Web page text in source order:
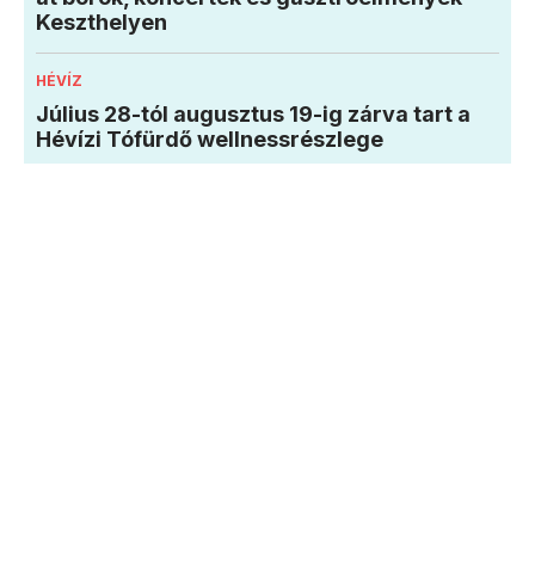
Keszthelyen
HÉVÍZ
Július 28-tól augusztus 19-ig zárva tart a
Hévízi Tófürdő wellnessrészlege